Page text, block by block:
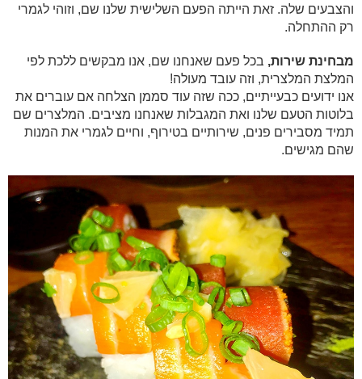
והצבעים שלה. זאת הייתה הפעם השלישית שלנו שם, וזוהי לגמרי
רק ההתחלה.
מבחינת שירות, בכל פעם שאנחנו שם, אנו מבקשים ללכת לפי
המלצת המלצרית, וזה עובד מעולה!
אנו ידועים כבעייתיים, ככה שזה עוד סממן הצלחה אם עוברים את
בלוטות הטעם שלנו ואת המגבלות שאנחנו מציבים. המלצרים שם
תמיד מסבירים פנים, שירותיים בטירוף, וחיים לגמרי את המנות
שהם מגישים.